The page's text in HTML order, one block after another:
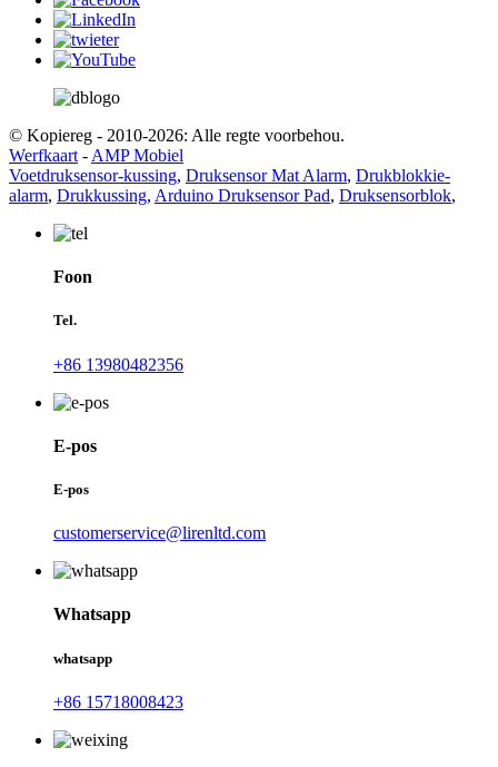
© Kopiereg - 2010-2026: Alle regte voorbehou.
Werfkaart - AMP Mobiel
Voetdruksensor-kussing, Druksensor Mat Alarm, Drukblokkie-
alarm, Drukkussing, Arduino Druksensor Pad, Druksensorblok,
Foon
Tel.
+86 13980482356
E-pos
E-pos
customerservice@lirenltd.com
Whatsapp
whatsapp
+86 15718008423